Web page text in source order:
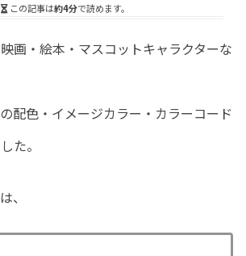
この記事は約4分で読めます。
画・絵本・マスコットキャラクターな
配色・イメージカラー・カラーコード
た。
は、